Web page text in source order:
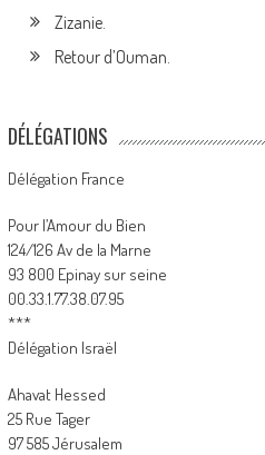
Zizanie.
Retour d’Ouman.
DÉLÉGATIONS
Délégation France
Pour l’Amour du Bien
124/126 Av de la Marne
93 800 Epinay sur seine
00.33.1.77.38.07.95
***
Délégation Israël
Ahavat Hessed
25 Rue Tager
97 585 Jérusalem